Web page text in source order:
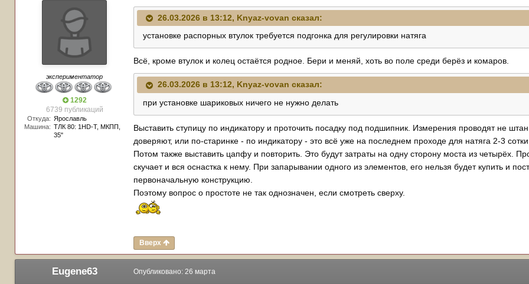
экспериментатор
1292
6739 публикаций
Откуда: Ярославль
Машина: TЛК 80: 1HD-T, МКПП,
35"
26.03.2026 в 13:12, Knyaz-vovan сказал:
установке распорных втулок требуется подгонка для регулировки натяга
Всё, кроме втулок и колец остаётся родное. Бери и меняй, хоть во поле среди берёз и комаров.
26.03.2026 в 13:12, Knyaz-vovan сказал:
при установке шариковых ничего не нужно делать
Выставить ступицу по индикатору и проточить посадку под подшипник. Измерения проводят не
доверяют, или по-старинке - по индикатору - это всё уже на последнем проходе для натяга 2-3
Потом также выставить цапфу и повторить. Это будут затраты на одну сторону моста из четырёх.
скучает и вся оснастка к нему. При запарывании одного из элементов, его нельзя будет купить и
первоначальную конструкцию.
Поэтому вопрос о простоте не так однозначен, если смотреть сверху.
Вверх
Eugene63 Опубликовано: 26 марта